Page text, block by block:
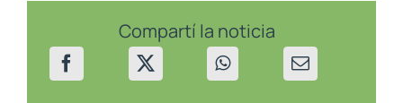
Compartí la noticia